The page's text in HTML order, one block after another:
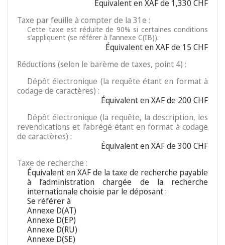
Équivalent en XAF de 1,330 CHF
Taxe par feuille à compter de la 31e :
Cette taxe est réduite de 90% si certaines conditions
s’appliquent (se référer à l’annexe C(IB)).
Équivalent en XAF de 15 CHF
Réductions (selon le barème de taxes, point 4) :
Dépôt électronique (la requête étant en format à
codage de caractères) :
Équivalent en XAF de 200 CHF
Dépôt électronique (la requête, la description, les
revendications et l’abrégé étant en format à codage
de caractères) :
Équivalent en XAF de 300 CHF
Taxe de recherche :
Équivalent en XAF de la taxe de recherche payable
à l’administration chargée de la recherche
internationale choisie par le déposant :
Se référer à
Annexe D(AT)
Annexe D(EP)
Annexe D(RU)
Annexe D(SE)